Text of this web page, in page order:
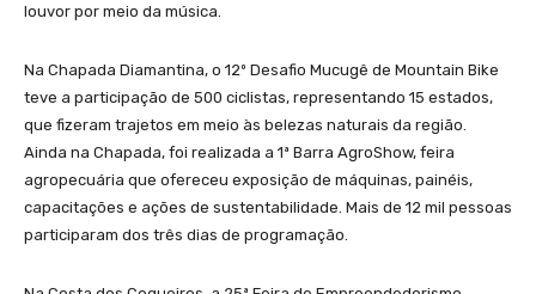
louvor por meio da música.
Na Chapada Diamantina, o 12º Desafio Mucugê de Mountain Bike
teve a participação de 500 ciclistas, representando 15 estados,
que fizeram trajetos em meio às belezas naturais da região.
Ainda na Chapada, foi realizada a 1ª Barra AgroShow, feira
agropecuária que ofereceu exposição de máquinas, painéis,
capacitações e ações de sustentabilidade. Mais de 12 mil pessoas
participaram dos três dias de programação.